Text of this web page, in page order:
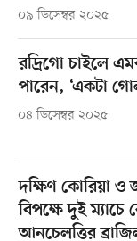
০৯ ডিসেম্বর ২০২৫
রদ্রিগো চাইলে
পারেন, ‘একটা
০৪ ডিসেম্বর ২০২৫
দক্ষিণ কোরিয়া ও
বিপক্ষে দুই
আনচেলত্তির